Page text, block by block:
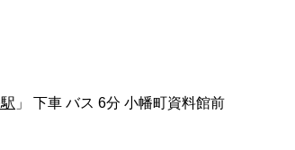
」 下車 バス 6分 小幡町資料館前